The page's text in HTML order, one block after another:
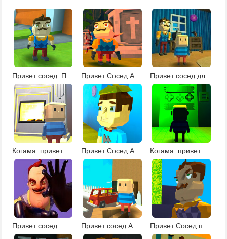
Привет сосед: Побег из дома Привет Сосед Альфа 3: битва на кладбище Привет сосед для мальчиков
Когама: привет сосед альфа 1 Привет Сосед Акт 2 Когама: привет сосед альфа 1, 2 и 3
Привет сосед Привет сосед Альфа 5